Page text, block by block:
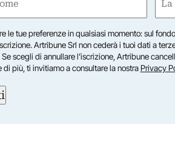
le tue preferenze in qualsiasi momento: sul
Artribune Srl non cederà i tuoi dati a
scegli di annullare l’iscrizione, Artribune
di più, ti invitiamo a consultare la nostraPrivacy